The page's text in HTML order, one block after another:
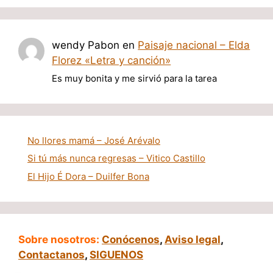
wendy Pabon en Paisaje nacional – Elda
Florez «Letra y canción»
Es muy bonita y me sirvió para la tarea
No llores mamá – José Arévalo
Si tú más nunca regresas – Vitico Castillo
El Hijo É Dora – Duilfer Bona
Sobre nosotros: Conócenos, Aviso legal,
Contactanos, SIGUENOS